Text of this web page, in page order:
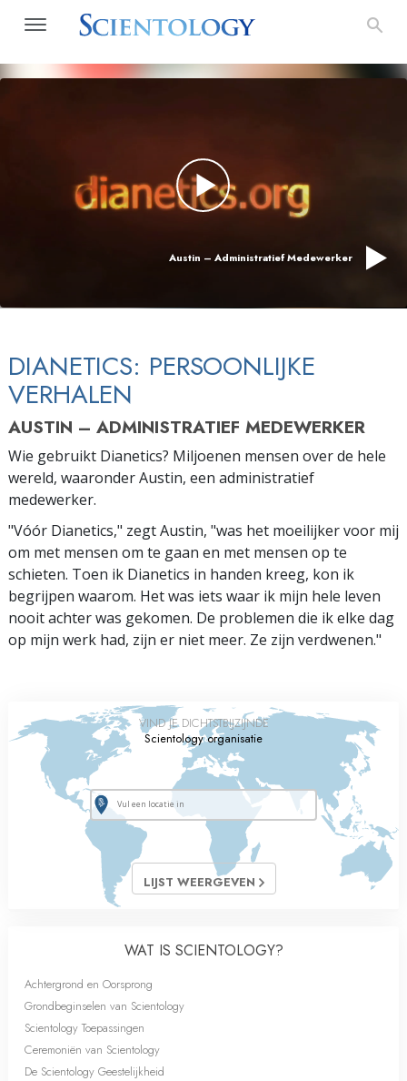
Austin – Administratief Medewerker
DIANETICS: PERSOONLIJKE
VERHALEN
AUSTIN – ADMINISTRATIEF MEDEWERKER
Wie gebruikt Dianetics? Miljoenen mensen over de hele
wereld, waaronder Austin, een administratief
medewerker.
"Vóór Dianetics," zegt Austin, "was het moeilijker voor mij
om met mensen om te gaan en met mensen op te
schieten. Toen ik Dianetics in handen kreeg, kon ik
begrijpen waarom. Het was iets waar ik mijn hele leven
nooit achter was gekomen. De problemen die ik elke dag
op mijn werk had, zijn er niet meer. Ze zijn verdwenen."
VIND JE DICHTSTBIJZIJNDE
Scientology organisatie
LIJST WEERGEVEN
WAT IS SCIENTOLOGY?
Achtergrond en Oorsprong
Grondbeginselen van Scientology
Scientology Toepassingen
Ceremoniën van Scientology
De Scientology Geestelijkheid